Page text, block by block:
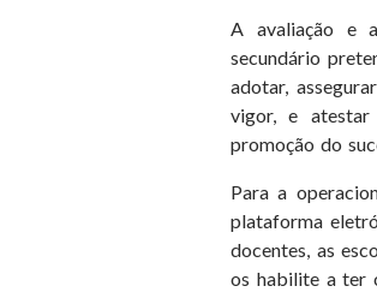
A avaliação e
secundário
adotar,
vigor, e
promoção do
Para a
plataforma
docentes, as
os habilite a ter